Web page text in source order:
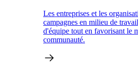
Les entreprises et les
campagnes en milieu de
d'équipe tout en favorisant le
communauté.